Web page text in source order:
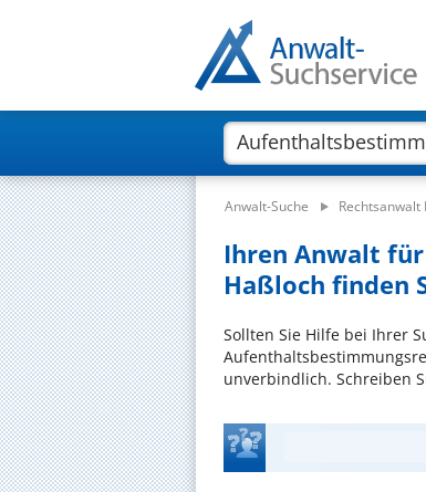
Anwalt-Suche Rechtsanwalt
Ihren Anwalt
Haßloch finden
Sollten Sie Hilfe bei Ihrer
unverbindlich. Schreiben